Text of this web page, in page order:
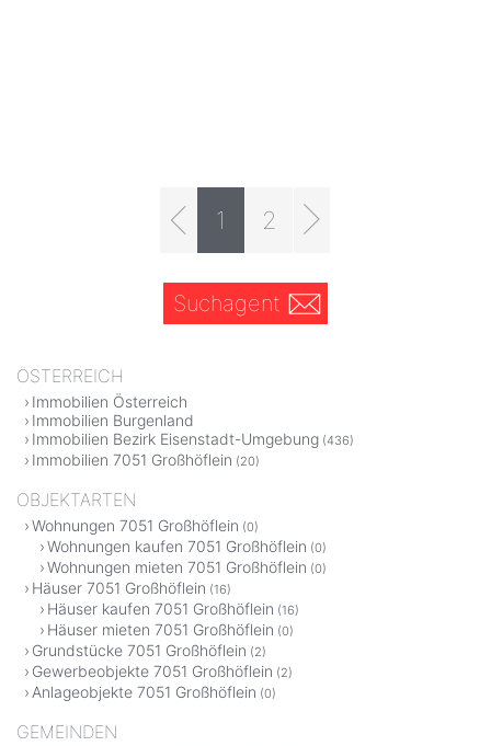
1 2
Suchagent
ÖSTERREICH
Immobilien Österreich
Immobilien Burgenland
Immobilien Bezirk Eisenstadt-Umgebung (436)
Immobilien 7051 Großhöflein (20)
OBJEKTARTEN
Wohnungen 7051 Großhöflein (0)
Wohnungen kaufen 7051 Großhöflein (0)
Wohnungen mieten 7051 Großhöflein (0)
Häuser 7051 Großhöflein (16)
Häuser kaufen 7051 Großhöflein (16)
Häuser mieten 7051 Großhöflein (0)
Grundstücke 7051 Großhöflein (2)
Gewerbeobjekte 7051 Großhöflein (2)
Anlageobjekte 7051 Großhöflein (0)
GEMEINDEN